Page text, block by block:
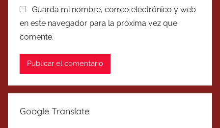
Guarda mi nombre, correo electrónico y web
en este navegador para la próxima vez que
comente.
Google Translate